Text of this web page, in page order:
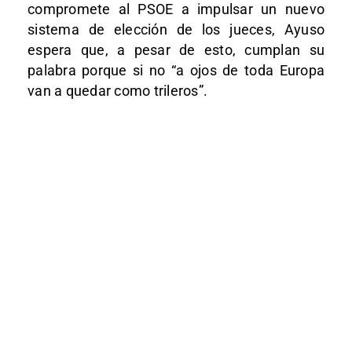
compromete al PSOE a impulsar un nuevo
sistema de elección de los jueces, Ayuso
espera que, a pesar de esto, cumplan su
palabra porque si no “a ojos de toda Europa
van a quedar como trileros”.